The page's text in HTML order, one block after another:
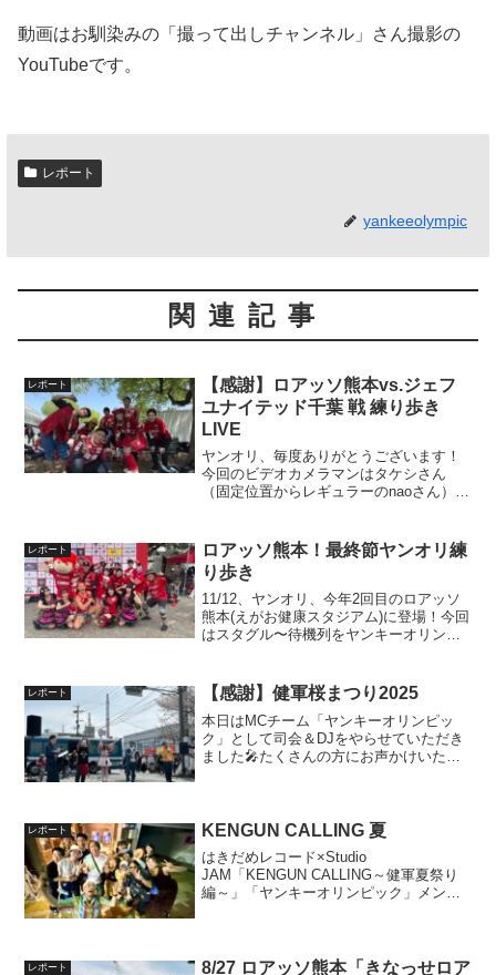
動画はお馴染みの「撮って出しチャンネル」さん撮影の
YouTubeです。
レポート
yankeeolympic
関連記事
レポート
【感謝】ロアッソ熊本vs.ジェフ
ユナイテッド千葉 戦 練り歩き
LIVE
ヤンオリ、毎度ありがとうございます！
今回のビデオカメラマンはタケシさん
（固定位置からレギュラーのnaoさん）い
レポート
ロアッソ熊本！最終節ヤンオリ練
り歩き
11/12、ヤンオリ、今年2回目のロアッソ
熊本(えがお健康スタジアム)に登場！今回
はスタグル〜待機列をヤンキーオリンピ
き）」も笑最終節、スタジアムDJスガッ
シュさんの卒業...
レポート 【感謝】健軍桜まつり2025
本日はMCチーム「ヤンキーオリンピッ
ク」として司会＆DJをやらせていただき
ました🎤たくさんの方にお声かけいただ
レポート KENGUN CALLING 夏
はきだめレコード×Studio
JAM「KENGUN CALLING～健軍夏祭り
編～」「ヤンキーオリンピック」メンバ
と楽しかったです...
レポート
8/27 ロアッソ熊本「きなっせロア